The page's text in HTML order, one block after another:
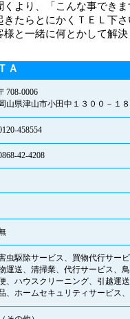
くより、「こんな事でき
きたらとにかくＴＥＬ下
様と一緒に何とかして解決
Ａ
708-0006
岡山県津山市小田中１３００－１８
458554
42-4208
虫駆除サービス、買物代行サー
運送、清掃業、代行サービス、
、ハウスクリーニング、引越運
、ホームセキュリティサービス